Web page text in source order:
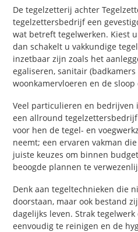
De tegelzetterij achter
tegelzettersbedrijf een
wat betreft tegelwerken. Kiest
dan schakelt u vakkundige
inzetbaar zijn zoals het
egaliseren, sanitair
woonkamervloeren en de
Veel particulieren en bedrijven
een allround
voor hen de tegel- en
neemt; een ervaren vakman
juiste keuzes om binnen
beoogde plannen te
Denk aan tegeltechnieken die
doorstaan, maar ook bestand
dagelijks leven. Strak
eenvoudig te reinigen en de